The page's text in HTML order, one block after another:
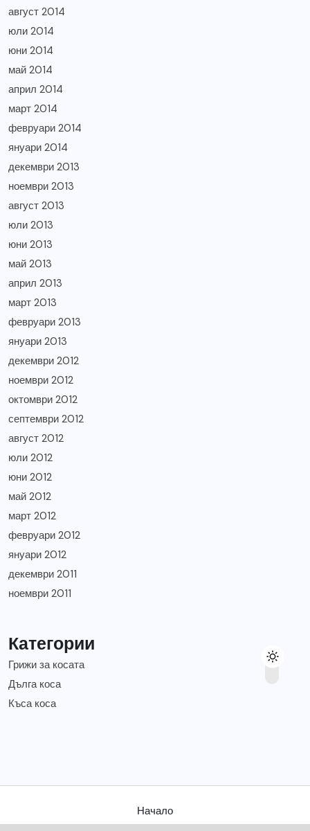
август 2014
юли 2014
юни 2014
май 2014
април 2014
март 2014
февруари 2014
януари 2014
декември 2013
ноември 2013
август 2013
юли 2013
юни 2013
май 2013
април 2013
март 2013
февруари 2013
януари 2013
декември 2012
ноември 2012
октомври 2012
септември 2012
август 2012
юли 2012
юни 2012
май 2012
март 2012
февруари 2012
януари 2012
декември 2011
ноември 2011
Категории
Грижи за косата
Дълга коса
Къса коса
Начало